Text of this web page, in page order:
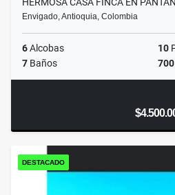
Envigado, Antioquia, Colombia
6Alcobas 10
7 Baños 700
DESTACADO